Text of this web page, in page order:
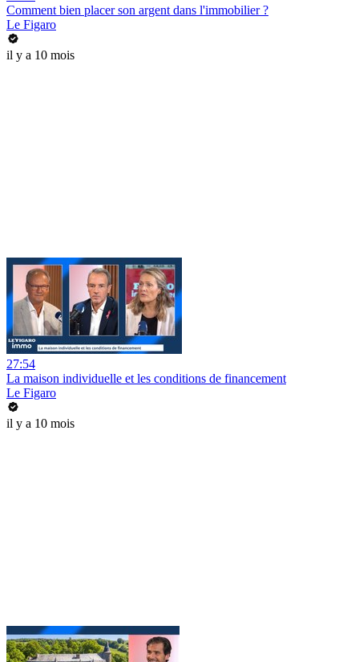
Comment bien placer son argent dans l'immobilier ?
Le Figaro
il y a 10 mois
27:54
La maison individuelle et les conditions de financement
Le Figaro
il y a 10 mois